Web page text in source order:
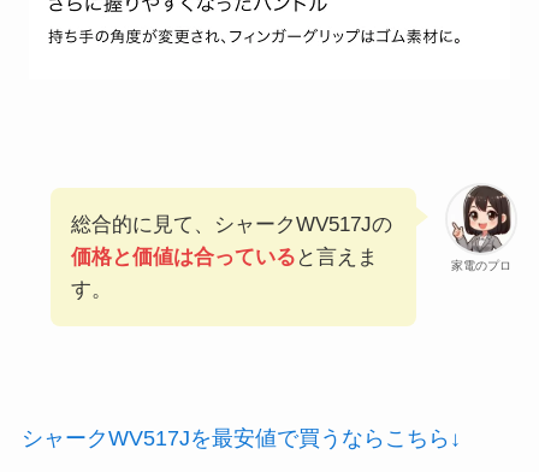
家電のプロ
総合的に見て、シャークWV517Jの
価格と価値は合っている と言えま
す。
シャークWV517Jを最安値で買うならこちら↓